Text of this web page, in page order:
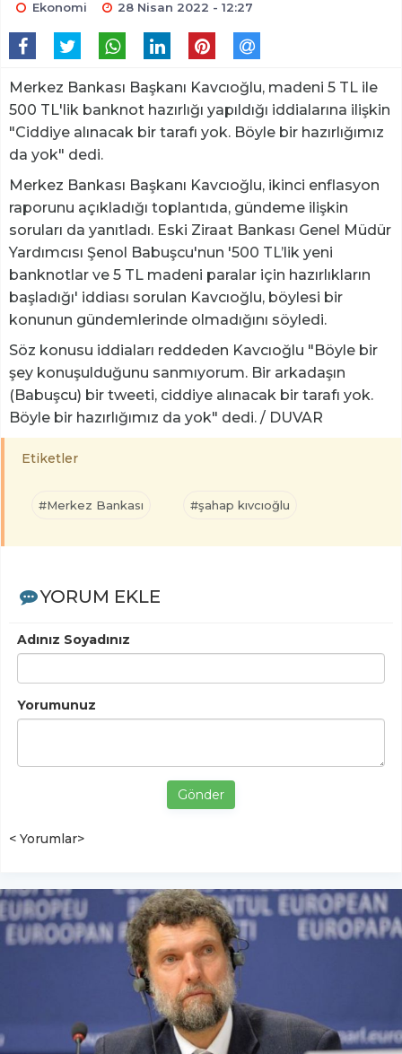
Ekonomi 28 Nisan 2022 - 12:27
Merkez Bankası Başkanı Kavcıoğlu, madeni 5 TL ile
500 TL'lik banknot hazırlığı yapıldığı iddialarına ilişkin
"Ciddiye alınacak bir tarafı yok. Böyle bir hazırlığımız
da yok" dedi.
Merkez Bankası Başkanı Kavcıoğlu, ikinci enflasyon
raporunu açıkladığı toplantıda, gündeme ilişkin
soruları da yanıtladı. Eski Ziraat Bankası Genel Müdür
Yardımcısı Şenol Babuşcu'nun '500 TL’lik yeni
banknotlar ve 5 TL madeni paralar için hazırlıkların
başladığı' iddiası sorulan Kavcıoğlu, böylesi bir
konunun gündemlerinde olmadığını söyledi.
Söz konusu iddiaları reddeden Kavcıoğlu "Böyle bir
şey konuşulduğunu sanmıyorum. Bir arkadaşın
(Babuşcu) bir tweeti, ciddiye alınacak bir tarafı yok.
Böyle bir hazırlığımız da yok" dedi. / DUVAR
Etiketler
#Merkez Bankası #şahap kıvcıoğlu
YORUM EKLE
Adınız Soyadınız
Yorumunuz
Gönder
< Yorumlar>